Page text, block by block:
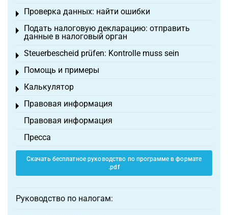
Проверка данных: найти ошибки
Toggle menu
Подать налоговую декларацию: отправить
данные в налоговый орган
Toggle menu
Steuerbescheid prüfen: Kontrolle muss sein
Toggle menu
Помощь и примеры
Toggle menu
Калькулятор
Toggle menu
Правовая информация
Toggle menu
Правовая информация
Пресса
Скачать бесплатное руководство по программе в формате
.pdf
Руководство по налогам: